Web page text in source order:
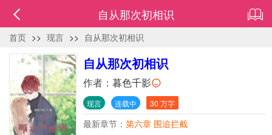
自从那次初相识
首页 >> 现言 >> 自从那次初相识
自从那次初相识
作者： 暮色千影
现言 连载中 30 万字
最新章节： 第六章 围追拦截